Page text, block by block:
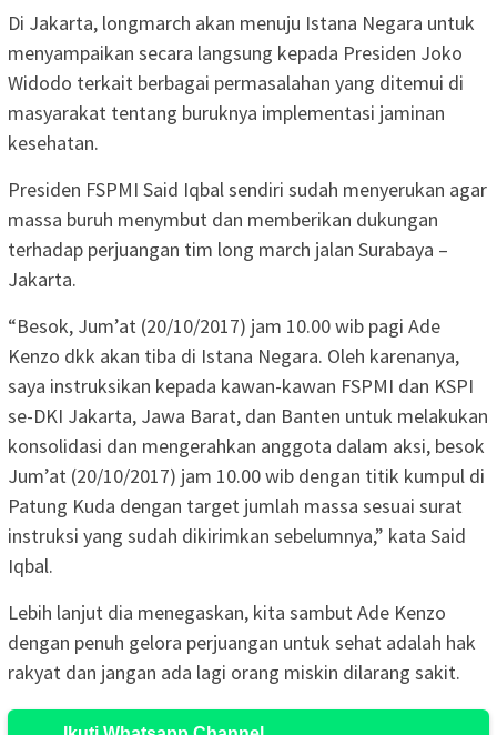
Di Jakarta, longmarch akan menuju Istana Negara untuk
menyampaikan secara langsung kepada Presiden Joko
Widodo terkait berbagai permasalahan yang ditemui di
masyarakat tentang buruknya implementasi jaminan
kesehatan.
Presiden FSPMI Said Iqbal sendiri sudah menyerukan agar
massa buruh menymbut dan memberikan dukungan
terhadap perjuangan tim long march jalan Surabaya –
Jakarta.
“Besok, Jum’at (20/10/2017) jam 10.00 wib pagi Ade
Kenzo dkk akan tiba di Istana Negara. Oleh karenanya,
saya instruksikan kepada kawan-kawan FSPMI dan KSPI
se-DKI Jakarta, Jawa Barat, dan Banten untuk melakukan
konsolidasi dan mengerahkan anggota dalam aksi, besok
Jum’at (20/10/2017) jam 10.00 wib dengan titik kumpul di
Patung Kuda dengan target jumlah massa sesuai surat
instruksi yang sudah dikirimkan sebelumnya,” kata Said
Iqbal.
Lebih lanjut dia menegaskan, kita sambut Ade Kenzo
dengan penuh gelora perjuangan untuk sehat adalah hak
rakyat dan jangan ada lagi orang miskin dilarang sakit.